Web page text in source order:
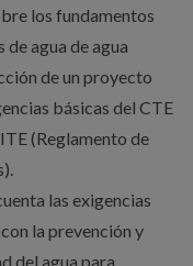
los fundamentos
agua de agua
de un proyecto
básicas del CTE
(Reglamento de
las exigencias
la prevención y
del agua para